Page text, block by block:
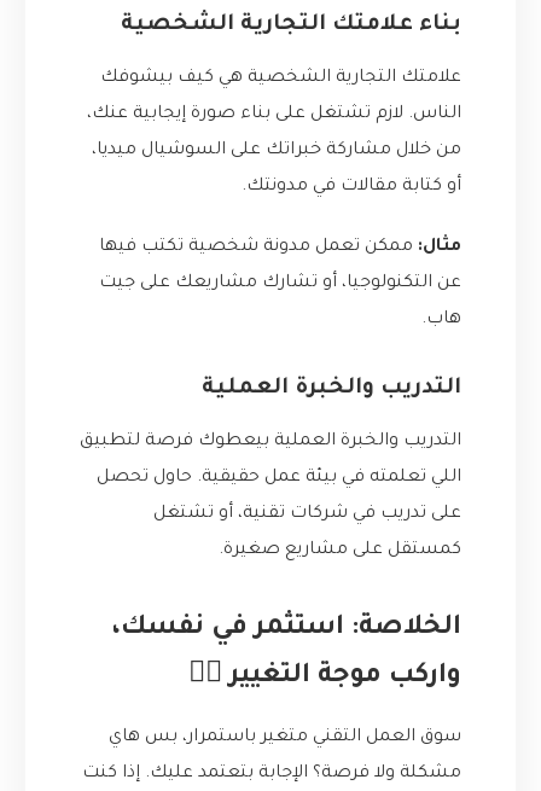
بناء علامتك التجارية الشخصية
علامتك التجارية الشخصية هي كيف بيشوفك
الناس. لازم تشتغل على بناء صورة إيجابية عنك،
من خلال مشاركة خبراتك على السوشيال ميديا،
أو كتابة مقالات في مدونتك.
مثال: ممكن تعمل مدونة شخصية تكتب فيها
عن التكنولوجيا، أو تشارك مشاريعك على جيت
هاب.
التدريب والخبرة العملية
التدريب والخبرة العملية بيعطوك فرصة لتطبيق
اللي تعلمته في بيئة عمل حقيقية. حاول تحصل
على تدريب في شركات تقنية، أو تشتغل
كمستقل على مشاريع صغيرة.
الخلاصة: استثمر في نفسك،
واركب موجة التغيير 🏄‍♂️
سوق العمل التقني متغير باستمرار، بس هاي
مشكلة ولا فرصة؟ الإجابة بتعتمد عليك. إذا كنت